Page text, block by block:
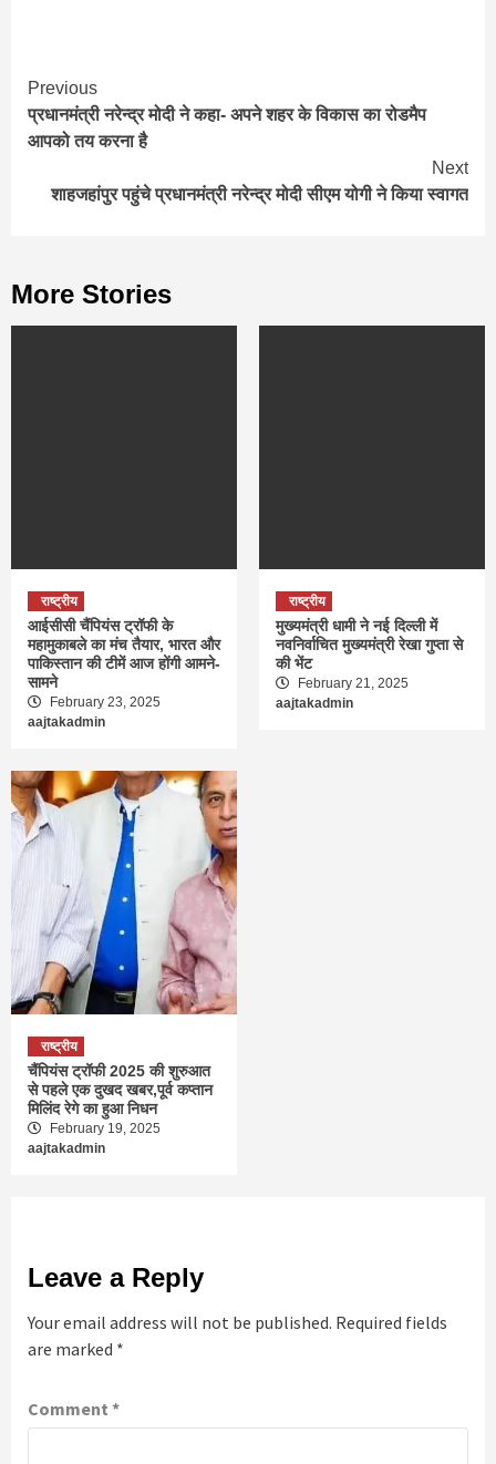
Continue
Reading
Previous
प्रधानमंत्री नरेन्द्र मोदी ने कहा- अपने शहर के विकास का रोडमैप
आपको तय करना है
Next
शाहजहांपुर पहुंचे प्रधानमंत्री नरेन्द्र मोदी सीएम योगी ने किया स्वागत
More Stories
राष्ट्रीय
आईसीसी चैंपियंस ट्रॉफी के
महामुकाबले का मंच तैयार, भारत और
पाकिस्तान की टीमें आज होंगी आमने-
सामने
February 23, 2025
aajtakadmin
राष्ट्रीय
मुख्यमंत्री धामी ने नई दिल्ली में
नवनिर्वाचित मुख्यमंत्री रेखा गुप्ता से
की भेंट
February 21, 2025
aajtakadmin
राष्ट्रीय
चैंपियंस ट्रॉफी 2025 की शुरुआत
से पहले एक दुखद खबर,पूर्व कप्तान
मिलिंद रेगे का हुआ निधन
February 19, 2025
aajtakadmin
Leave a Reply
Your email address will not be published. Required fields
are marked *
Comment *